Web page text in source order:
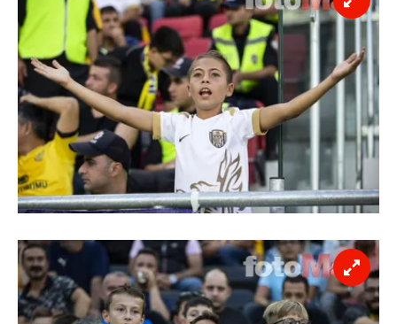
reklam/pazarlama faaliyetlerinin yapılması, amaçlarıyla
sınırlı olarak açık rızanız dahilinde kullanılacaktır.
Çerezlere ilişkin tercihlerinizi aşağıda yer alan panel
vasıtasıyla belirleyebilirsiniz. Çerezlere ilişkin detaylı bilgi
için Ayarlar butonuna tıklayabilir,Çerez Bilgilendirme
Metnimiziziyaret edebilirsiniz.
6698 sayılı Kişisel Verilerin Korunması Kanunu uyarınca
hazırlanmış Aydınlatma Metnimizi okumak ve sitemizde
almak için lütfentıklayınız.